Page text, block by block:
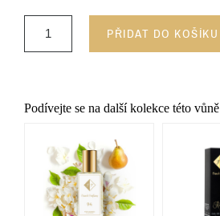
PŘIDAT DO KOŠÍKU
Podívejte se na další kolekce této vůně